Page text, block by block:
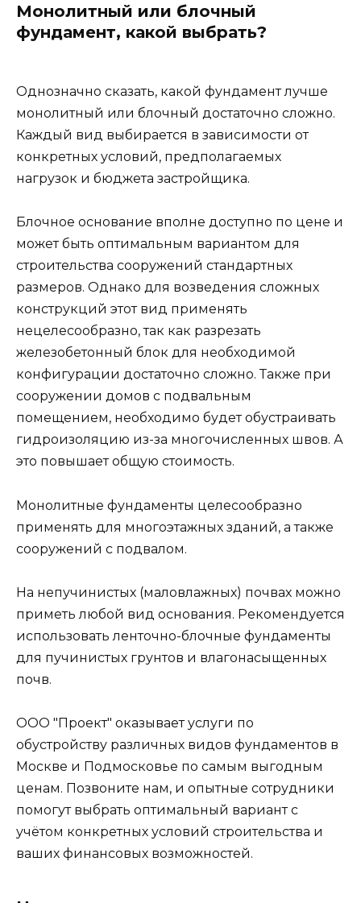
Монолитный или блочный
фундамент, какой выбрать?
Однозначно сказать, какой фундамент лучше
монолитный или блочный достаточно сложно.
Каждый вид выбирается в зависимости от
конкретных условий, предполагаемых
нагрузок и бюджета застройщика.
Блочное основание вполне доступно по цене и
может быть оптимальным вариантом для
строительства сооружений стандартных
размеров. Однако для возведения сложных
конструкций этот вид применять
нецелесообразно, так как разрезать
железобетонный блок для необходимой
конфигурации достаточно сложно. Также при
сооружении домов с подвальным
помещением, необходимо будет обустраивать
гидроизоляцию из-за многочисленных швов. А
это повышает общую стоимость.
Монолитные фундаменты целесообразно
применять для многоэтажных зданий, а также
сооружений с подвалом.
На непучинистых (маловлажных) почвах можно
приметь любой вид основания. Рекомендуется
использовать ленточно-блочные фундаменты
для пучинистых грунтов и влагонасыщенных
почв.
ООО "Проект" оказывает услуги по
обустройству различных видов фундаментов в
Москве и Подмосковье по самым выгодным
ценам. Позвоните нам, и опытные сотрудники
помогут выбрать оптимальный вариант с
учётом конкретных условий строительства и
ваших финансовых возможностей.